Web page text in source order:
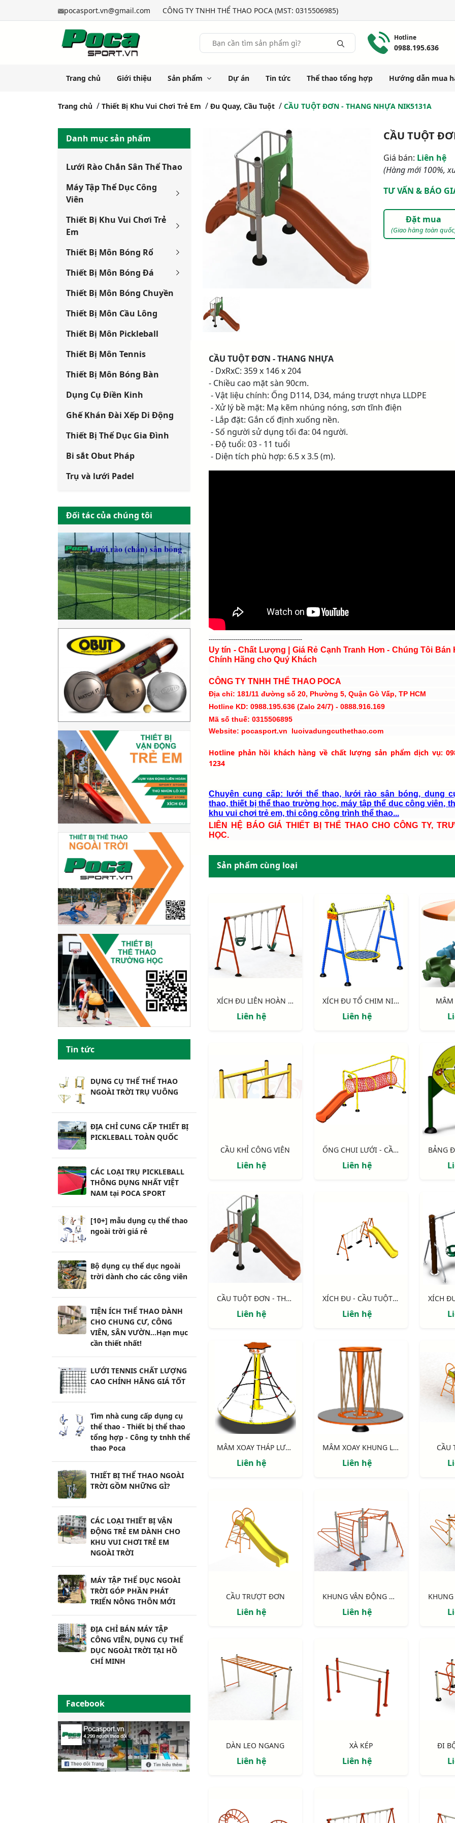
pocasport.vn@gmail.com CÔNG TY TNHH THỂ THAO POCA (MST: 0315506985)
Hotline
0988.195.636
Trang chủ Giới thiệu Sản phẩm Dự án Tin tức Thể thao tổng hợp Hướng dẫn mua
Trang chủ Thiết Bị Khu Vui Chơi Trẻ Em Đu Quay, Cầu Tuột CẦU TUỘT ĐƠN - THANG NHỰA NIK5131A
Danh mục sản phẩm
Lưới Rào Chắn Sân Thể Thao
Máy Tập Thể Dục Công
Viên
Thiết Bị Khu Vui Chơi Trẻ
Em
Thiết Bị Môn Bóng Rổ
Thiết Bị Môn Bóng Đá
Thiết Bị Môn Bóng Chuyền
Thiết Bị Môn Cầu Lông
Thiết Bị Môn Pickleball
Thiết Bị Môn Tennis
Thiết Bị Môn Bóng Bàn
Dụng Cụ Điền Kinh
Ghế Khán Đài Xếp Di Động
Thiết Bị Thể Dục Gia Đình
Bi sắt Obut Pháp
Trụ và lưới Padel
Đối tác của chúng tôi
Tin tức
DỤNG CỤ THỂ THỂ THAO
NGOÀI TRỜI TRỤ VUÔNG
ĐỊA CHỈ CUNG CẤP THIẾT BỊ
PICKLEBALL TOÀN QUỐC
CÁC LOẠI TRỤ PICKLEBALL
THÔNG DỤNG NHẤT VIỆT
NAM tại POCA SPORT
[10+] mẫu dụng cụ thể thao
ngoài trời giá rẻ
Bộ dụng cụ thể dục ngoài
trời dành cho các công viên
TIỆN ÍCH THỂ THAO DÀNH
CHO CHUNG CƯ, CÔNG
VIÊN, SÂN VƯỜN...Hạn mục
cần thiết nhất!
LƯỚI TENNIS CHẤT LƯỢNG
CAO CHÍNH HÃNG GIÁ TỐT
Tìm nhà cung cấp dụng cụ
thể thao - Thiết bị thể thao
tổng hợp - Công ty tnhh thể
thao Poca
THIẾT BỊ THỂ THAO NGOÀI
TRỜI GỒM NHỮNG GÌ?
CÁC LOẠI THIẾT BỊ VẬN
ĐỘNG TRẺ EM DÀNH CHO
KHU VUI CHƠI TRẺ EM
NGOÀI TRỜI
MÁY TẬP THỂ DỤC NGOÀI
TRỜI GÓP PHẦN PHÁT
TRIỂN NÔNG THÔN MỚI
ĐỊA CHỈ BÁN MÁY TẬP
CÔNG VIÊN, DỤNG CỤ THỂ
DỤC NGOÀI TRỜI TẠI HỒ
CHÍ MINH
Facebook
CẦU TUỘT
Giá bán: Liên hệ
(Hàng mới 100%,
TƯ VẤN & BÁO
Đặt mua
(Giao hàng toàn
CẦU TUỘT ĐƠN - THANG NHỰA
- DxRxC: 359 x 146 x 204
- Chiều cao mặt sàn 90cm.
- Vật liệu chính: Ống D114, D34, máng trượt nhựa LLDPE
- Xử lý bề mặt: Mạ kẽm nhúng nóng, sơn tĩnh điện
- Lắp đặt: Gắn cố định xuống nền.
- Số người sử dụng tối đa: 04 người.
- Độ tuổi: 03 - 11 tuổi
- Diện tích phù hợp: 6.5 x 3.5 (m).
----------------------------------------------
Uy tín - Chất Lượng | Giá Rẻ Cạnh Tranh Hơn - Chúng Tôi Bán
Chính Hãng cho Quý Khách
CÔNG TY TNHH THỂ THAO POCA
Địa chỉ: 181/11 đường số 20, Phường 5, Quận Gò Vấp, TP HCM
Hotline KD: 0988.195.636 (Zalo 24/7) - 0888.916.169
Mã số thuế: 0315506895
Website: pocasport.vn luoivadungcuthethao.com
Hotline phản hồi khách hàng về chất lượng sản phẩm dịch vụ:
1234
Chuyên cung cấp: lưới thể thao, lưới rào sân bóng, dụng
thao, thiết bị thể thao trường học, máy tập thể dục công viên,
khu vui chơi trẻ em, thi công công trình thể thao...
LIÊN HỆ BÁO GIÁ THIẾT BỊ THỂ THAO CHO CÔNG TY,
HỌC.
Sản phẩm cùng loại
XÍCH ĐU LIÊN HOÀN 3 GHẾ NIK734447 - N
Liên hệ
XÍCH ĐU TỔ CHIM NIK7101
Liên hệ
MÂM
CẦU KHỈ CÔNG VIÊN
Liên hệ
ỐNG CHUI LƯỚI - CẦU TRƯỢT NIK7001
Liên hệ
CẦU TUỘT ĐƠN - THANG NHỰA NIK5131A
Liên hệ
XÍCH ĐU - CẦU TUỘT NIK731009-1
Liên hệ
MÂM XOAY THÁP LƯỚI NIK734445T
Liên hệ
MÂM XOAY KHUNG LƯỚI NIK734445L
Liên hệ
CẦU
CẦU TRƯỢT ĐƠN
Liên hệ
KHUNG VẬN ĐỘNG ĐA NĂNG 4 MẶT
Liên hệ
DÀN LEO NGANG
Liên hệ
XÀ KÉP
Liên hệ
ĐI